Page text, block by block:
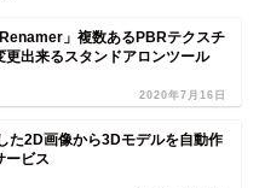
」複数あるPBRテクスチ
更出来るスタンドアロンツール
2020年7月16日
た2D画像から3Dモデルを自動作
ービス